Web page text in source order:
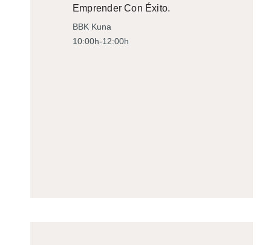
Emprender Con Éxito.
BBK Kuna
10:00h-12:00h